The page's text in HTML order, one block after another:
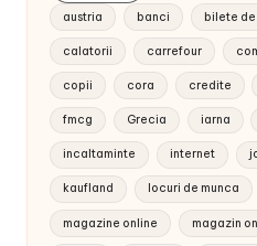
austria banci bilete de
calatorii carrefour
copii cora credite
fmcg Grecia iarna
incaltaminte internet
kaufland locuri de munca
magazine online magazin